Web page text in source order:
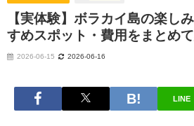
【実体験】ボラカイ島の楽し
すめスポット・費用をまとめ
2026-06-15 2026-06-16
LINE